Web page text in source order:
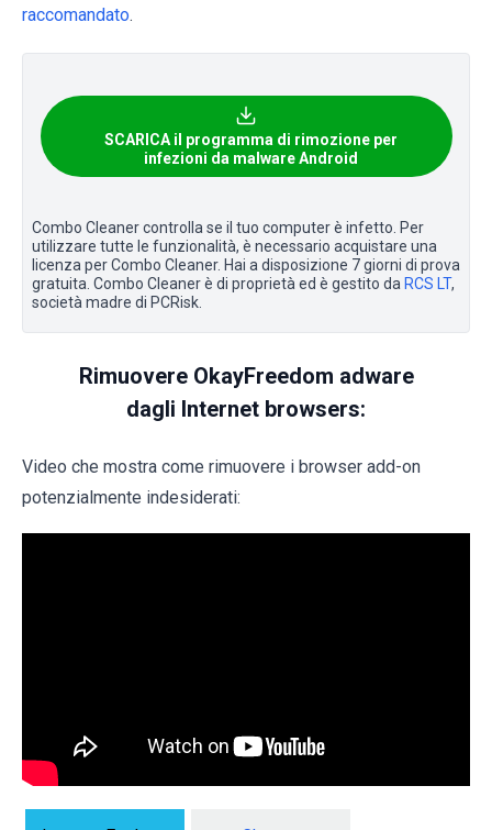
raccomandato.
SCARICA il programma di rimozione per
infezioni da malware Android
Combo Cleaner controlla se il tuo computer è infetto. Per
utilizzare tutte le funzionalità, è necessario acquistare una
licenza per Combo Cleaner. Hai a disposizione 7 giorni di prova
gratuita. Combo Cleaner è di proprietà ed è gestito da RCS LT,
società madre di PCRisk.
Rimuovere OkayFreedom adware
dagli Internet browsers:
Video che mostra come rimuovere i browser add-on
potenzialmente indesiderati: